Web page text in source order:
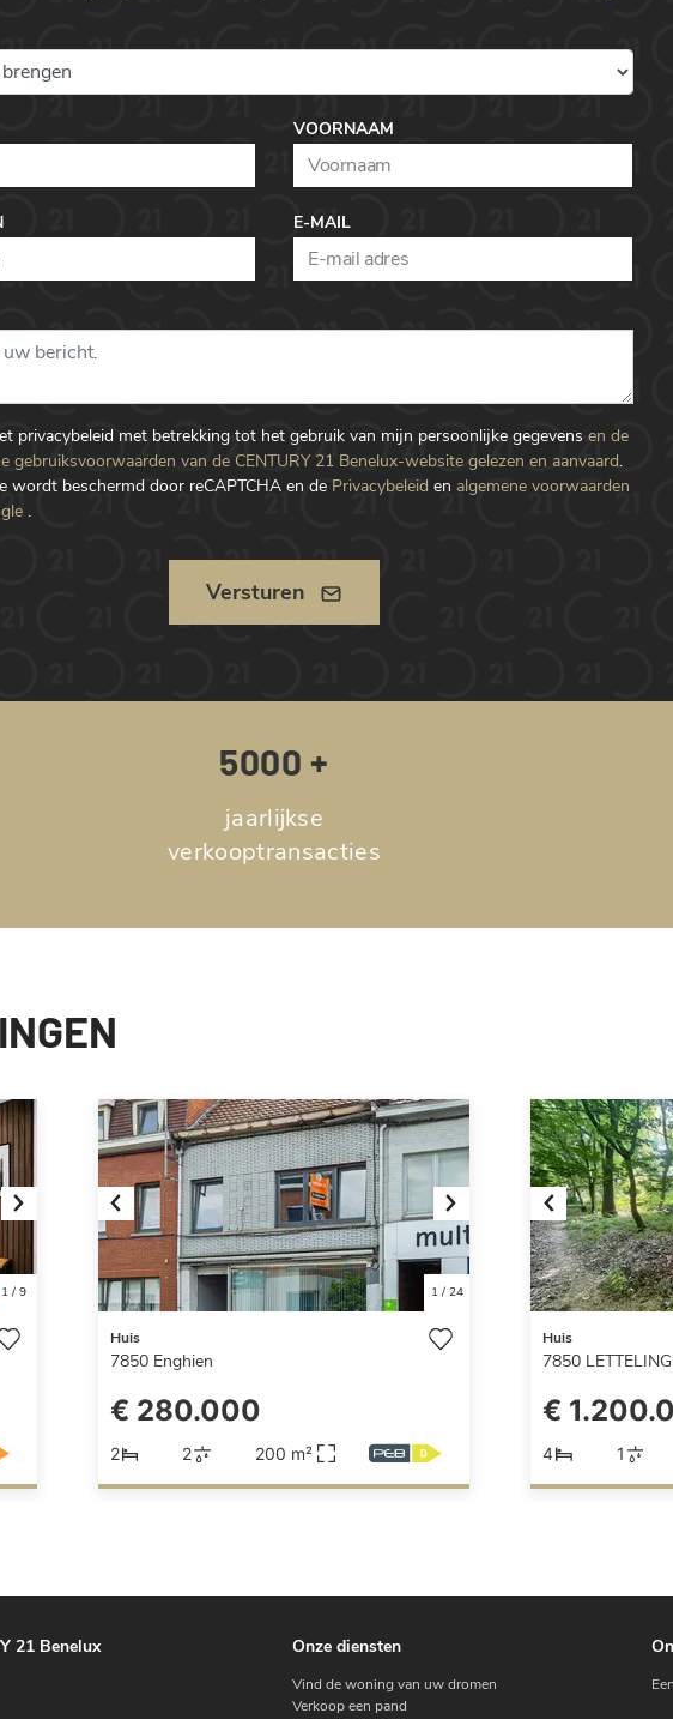
VOORNAAM
E-MAIL
privacybeleid met betrekking tot het gebruik van mijn persoonlijke gegevens en de
gebruiksvoorwaarden van de CENTURY 21 Benelux-website gelezen en aanvaard.
wordt beschermd door reCAPTCHA en de Privacybeleid en algemene voorwaarden
.
Versturen
5000 +
jaarlijkse
verkooptransacties
Next
1 /9
Previous Next
1/ 24
Huis
7850 Enghien
€ 280.000
2 2 200 m²
Previous
Huis
7850
€
4 1
21 Benelux Onze diensten
Vind de woning van uw dromen
Verkoop een pand